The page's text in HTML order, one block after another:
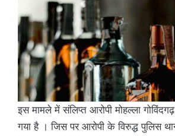
इस मामले में संलिप्त आरोपी मोहल्ला
गया है । जिस पर आरोपी के विरुद्ध पुलिस